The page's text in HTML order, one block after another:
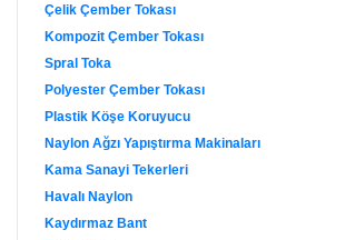
Çelik Çember Tokası
Kompozit Çember Tokası
Spral Toka
Polyester Çember Tokası
Plastik Köşe Koruyucu
Naylon Ağzı Yapıştırma Makinaları
Kama Sanayi Tekerleri
Havalı Naylon
Kaydırmaz Bant